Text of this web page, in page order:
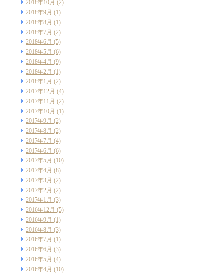
2018年10月 (2)
2018年9月 (1)
2018年8月 (1)
2018年7月 (2)
2018年6月 (5)
2018年5月 (6)
2018年4月 (9)
2018年2月 (1)
2018年1月 (2)
2017年12月 (4)
2017年11月 (2)
2017年10月 (1)
2017年9月 (2)
2017年8月 (2)
2017年7月 (4)
2017年6月 (6)
2017年5月 (10)
2017年4月 (8)
2017年3月 (2)
2017年2月 (2)
2017年1月 (3)
2016年12月 (5)
2016年9月 (1)
2016年8月 (3)
2016年7月 (1)
2016年6月 (3)
2016年5月 (4)
2016年4月 (10)